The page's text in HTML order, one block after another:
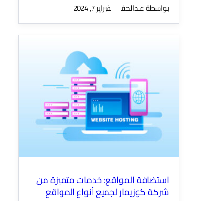
بواسطة عبدالحق فبراير 7, 2024
استضافة المواقع: خدمات متميزة من
شركة كوزيمار لجميع أنواع المواقع